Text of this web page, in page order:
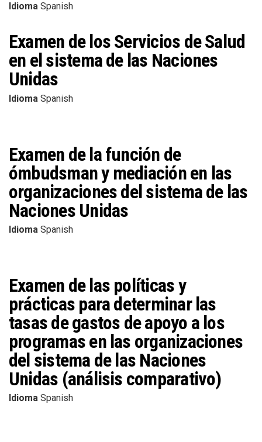
Idioma Spanish
Examen de los Servicios de Salud
en el sistema de las Naciones
Unidas
Idioma Spanish
Examen de la función de
ómbudsman y mediación en las
organizaciones del sistema de las
Naciones Unidas
Idioma Spanish
Examen de las políticas y
prácticas para determinar las
tasas de gastos de apoyo a los
programas en las organizaciones
del sistema de las Naciones
Unidas (análisis comparativo)
Idioma Spanish